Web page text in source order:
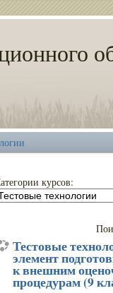
курсов:
Тестовые
элемент
к внешним
процедурам (9